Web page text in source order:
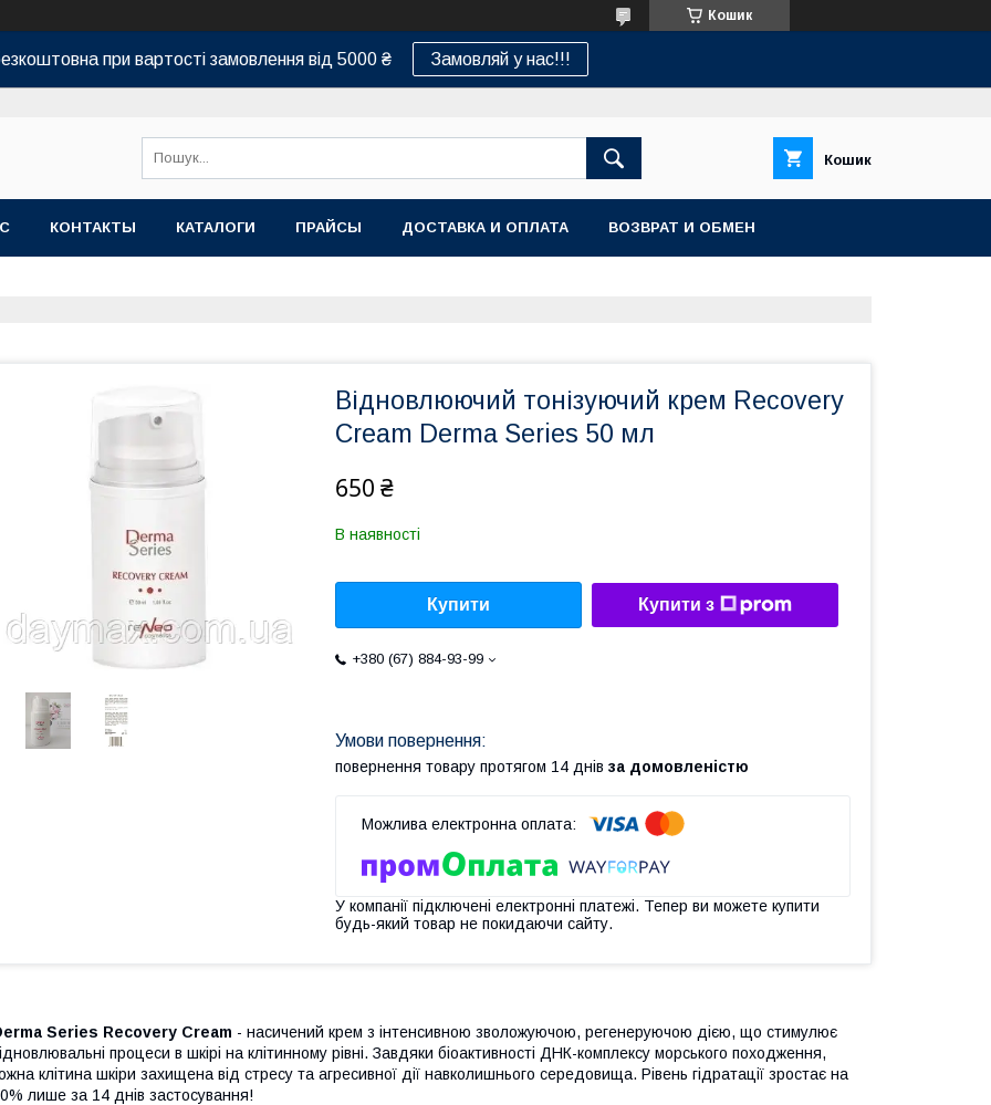
Кошик
при вартості замовлення від 5000 ₴ Замовляй у нас!!!
Кошик
КОНТАКТЫ КАТАЛОГИ ПРАЙСЫ ДОСТАВКА И ОПЛАТА ВОЗВРАТ И ОБМЕН
Відновлюючий тонізуючий крем Recovery
Сream Derma Series 50 мл
650 ₴
В наявності
Купити Купити з
+380 (67) 884-93-99
повернення товару протягом 14 днів за домовленістю
У компанії підключені електронні платежі. Тепер ви можете купити
будь-який товар не покидаючи сайту.
Series Recovery Сream - насичений крем з інтенсивною зволожуючою, регенеруючою дією, що стимулює
процеси в шкірі на клітинному рівні. Завдяки біоактивності ДНК-комплексу морського походження,
клітина шкіри захищена від стресу та агресивної дії навколишнього середовища. Рівень гідратації зростає на
лише за 14 днів застосування!